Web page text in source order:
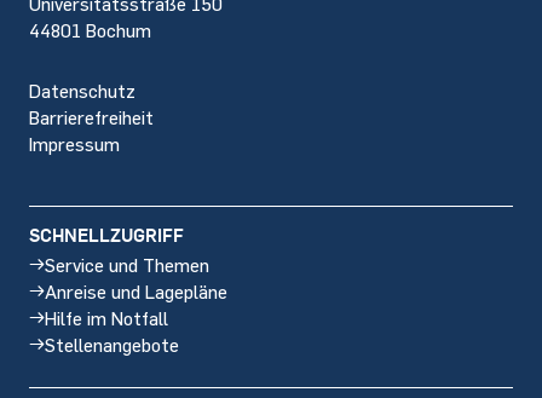
44801 Bochum
Datenschutz
Barrierefreiheit
Impressum
SCHNELLZUGRIFF
Service und Themen
Anreise und Lagepläne
Hilfe im Notfall
Stellenangebote